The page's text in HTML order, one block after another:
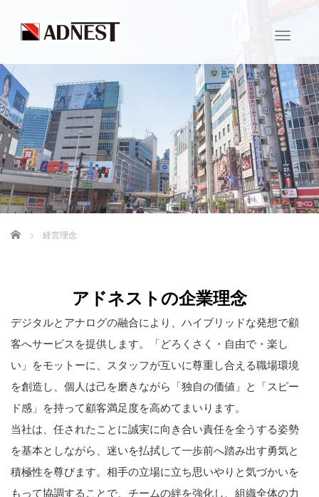
T
g
g
l
e
n
a
v
i
g
a
t
ホーム 経営理念
アドネストの企業理念
デジタルとアナログの融合により、ハイブリッドな発想で顧
客へサービスを提供します。「どろくさく・自由で・楽し
い」をモットーに、スタッフが互いに尊重し合える職場環境
を創造し、個人は己を磨きながら「独自の価値」と「スピー
ド感」を持って顧客満足度を高めてまいります。
当社は、任されたことに誠実に向き合い責任を全うする姿勢
を基本としながら、迷いを払拭して一歩前へ踏み出す勇気と
積極性を尊びます。相手の立場に立ち思いやりと気づかいを
もって協調することで、チームの絆を強化し、組織全体の力